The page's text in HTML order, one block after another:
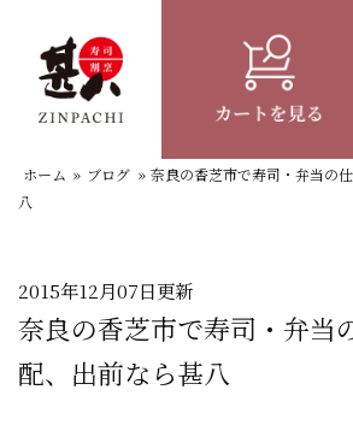
スタッフブログ
ホーム » ブログ » 奈良の香芝市で寿司・弁当の
八
2015年12月07日更新
奈良の香芝市で寿司・弁当
配、出前なら甚八